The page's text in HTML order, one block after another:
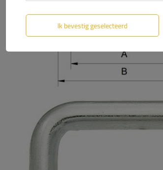
Ik bevestig geselecteerd